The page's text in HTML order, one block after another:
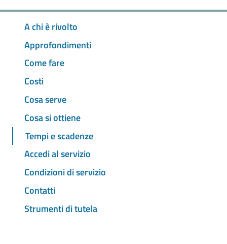
A chi è rivolto
Approfondimenti
Come fare
Costi
Cosa serve
Cosa si ottiene
Tempi e scadenze
Accedi al servizio
Condizioni di servizio
Contatti
Strumenti di tutela